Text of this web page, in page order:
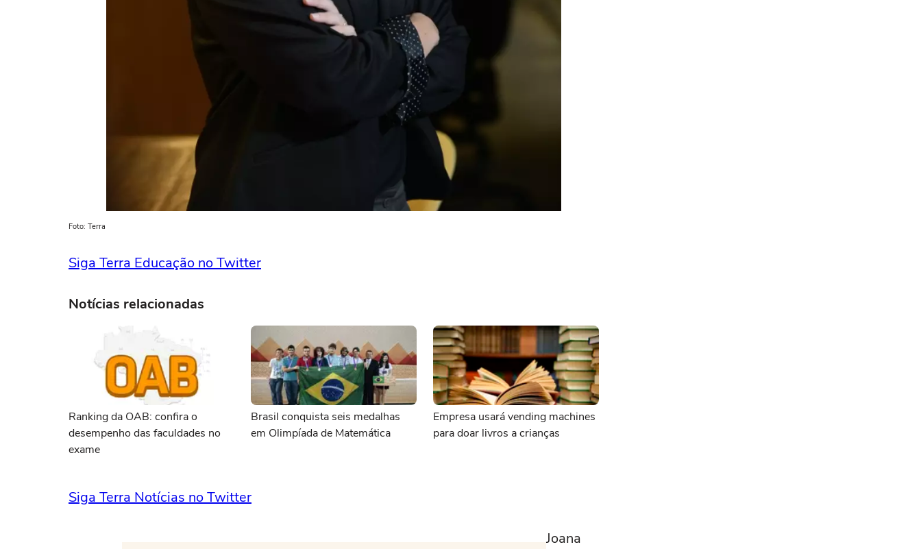
Foto: Terra
Siga Terra Educação no Twitter
Notícias relacionadas
Ranking da OAB: confira o
desempenho das faculdades no
exame
Brasil conquista seis medalhas
em Olimpíada de Matemática
Empresa usará vending machines
para doar livros a crianças
Siga Terra Notícias no Twitter
Joana